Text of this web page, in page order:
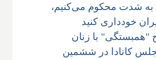
شدت محکوم می‌کنیم،
خودداری کنید
با زنان
کانادا در ششمین